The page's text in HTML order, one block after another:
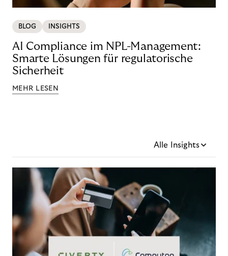
BLOG INSIGHTS
AI Compliance im NPL-Management:
Smarte Lösungen für regulatorische
Sicherheit
MEHR LESEN
Alle Insights